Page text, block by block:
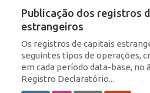
Publicação dos registros
estrangeiros
Os registros de capitais
seguintes tipos de operações,
em cada período data-base, no
Registro Declaratório...